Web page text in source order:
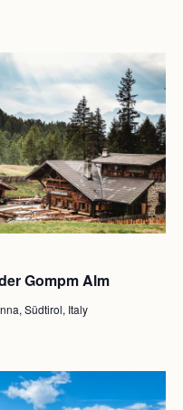
Gompm Alm
Südtirol, Italy